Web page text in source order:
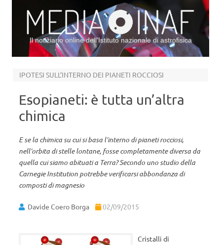
Il notiziario online dell’Istituto nazionale di astrofisica
IPOTESI SULL’INTERNO DEI PIANETI ROCCIOSI
Esopianeti: è tutta un’altra
chimica
E se la chimica su cui si basa l’interno di pianeti rocciosi,
nell’orbita di stelle lontane, fosse completamente diversa da
quella cui siamo abituati a Terra? Secondo uno studio della
Carnegie Institution potrebbe verificarsi abbondanza di
composti di magnesio
Davide Coero Borga 02/09/2015
Cristalli di